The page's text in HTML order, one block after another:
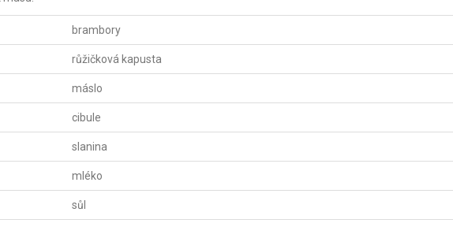
brambory
růžičková kapusta
máslo
cibule
slanina
mléko
sůl